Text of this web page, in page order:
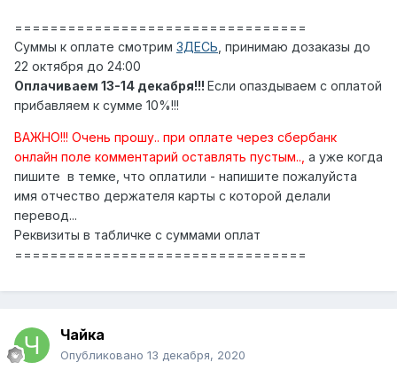
=================================
Суммы к оплате смотрим ЗДЕСЬ , принимаю дозаказы до
22 октября до 24:00
Оплачиваем 13-14 декабря!!! Если опаздываем с оплатой
прибавляем к сумме 10%!!!
ВАЖНО!!! Очень прошу.. при оплате через сбербанк
онлайн поле комментарий оставлять пустым.., а уже когда
пишите в темке, что оплатили - напишите пожалуйста
имя отчество держателя карты с которой делали
перевод...
Реквизиты в табличке с суммами оплат
=================================
Чайка
Опубликовано 13 декабря, 2020